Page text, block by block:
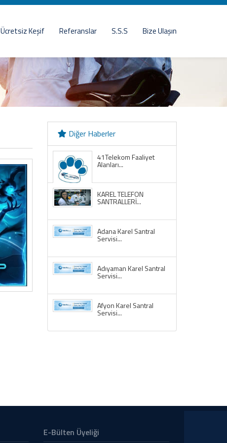
Ücretsiz Keşif Referanslar S.S.S Bize Ulaşın
Diğer Haberler
41Telekom Faaliyet
Alanları...
KAREL TELEFON
SANTRALLERİ...
Adana Karel Santral
Servisi...
Adıyaman Karel Santral
Servisi...
Afyon Karel Santral
Servisi...
E-Bülten Üyeliği